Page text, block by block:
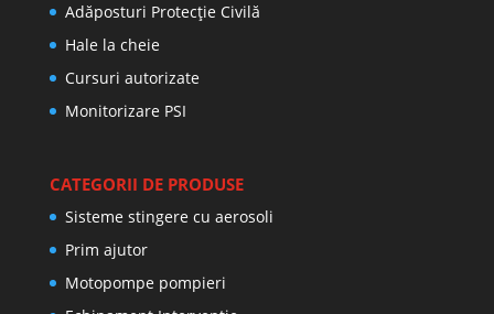
Adăposturi Protecție Civilă
Hale la cheie
Cursuri autorizate
Monitorizare PSI
CATEGORII DE PRODUSE
Sisteme stingere cu aerosoli
Prim ajutor
Motopompe pompieri